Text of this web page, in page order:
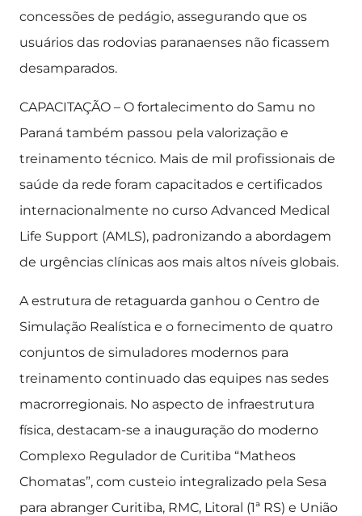
concessões de pedágio, assegurando que os
usuários das rodovias paranaenses não ficassem
desamparados.
CAPACITAÇÃO – O fortalecimento do Samu no
Paraná também passou pela valorização e
treinamento técnico. Mais de mil profissionais de
saúde da rede foram capacitados e certificados
internacionalmente no curso Advanced Medical
Life Support (AMLS), padronizando a abordagem
de urgências clínicas aos mais altos níveis globais.
A estrutura de retaguarda ganhou o Centro de
Simulação Realística e o fornecimento de quatro
conjuntos de simuladores modernos para
treinamento continuado das equipes nas sedes
macrorregionais. No aspecto de infraestrutura
física, destacam-se a inauguração do moderno
Complexo Regulador de Curitiba “Matheos
Chomatas”, com custeio integralizado pela Sesa
para abranger Curitiba, RMC, Litoral (1ª RS) e União